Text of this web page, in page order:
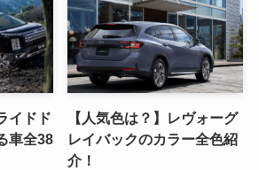
イドド
車全38
【人気色は？】レヴォーグ
レイバックのカラー全色紹
介！